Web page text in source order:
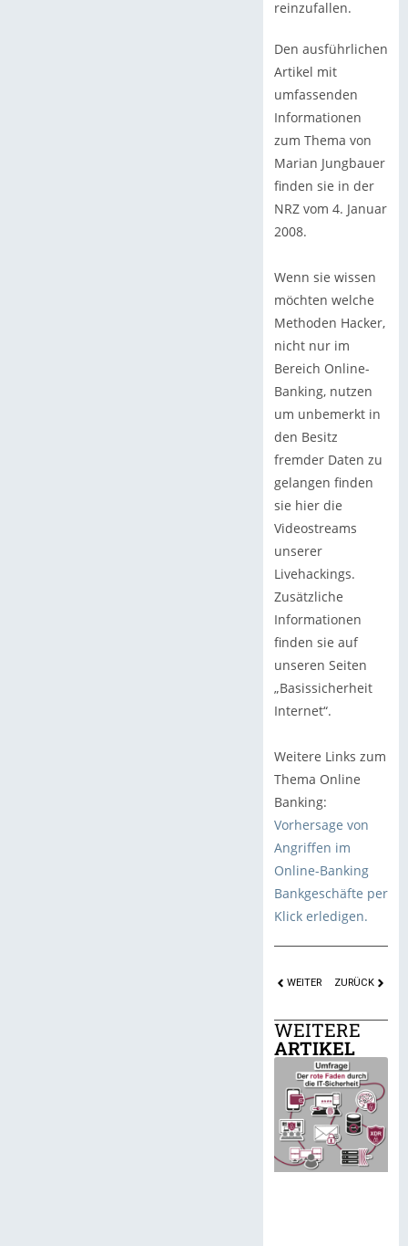
reinzufallen.
Den ausführlichen
Artikel mit
umfassenden
Informationen
zum Thema von
Marian Jungbauer
finden sie in der
NRZ vom 4. Januar
2008.
Wenn sie wissen
möchten welche
Methoden Hacker,
nicht nur im
Bereich Online-
Banking, nutzen
um unbemerkt in
den Besitz
fremder Daten zu
gelangen finden
sie hier die
Videostreams
unserer
Livehackings.
Zusätzliche
Informationen
finden sie auf
unseren Seiten
„Basissicherheit
Internet“.
Weitere Links zum
Thema Online
Banking:
Vorhersage von
Angriffen im
Online-Banking
Bankgeschäfte per
Klick erledigen.
WEITER ZURÜCK
WEITERE
ARTIKEL